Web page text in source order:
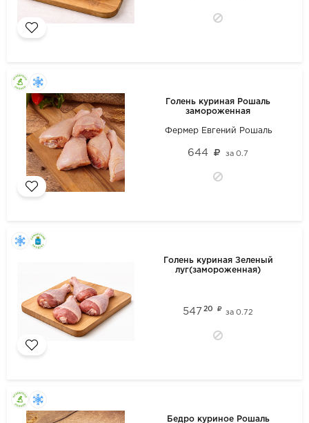
Голень куриная Рошаль
замороженная
Фермер Евгений Рошаль
644 за0.7
Голень куриная Зеленый
луг(замороженная)
547 20 за0.72
Бедро куриное Рошаль